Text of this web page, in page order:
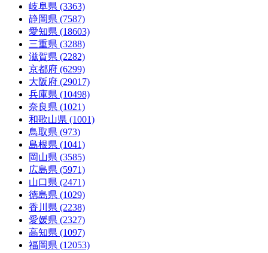
岐阜県 (3363)
静岡県 (7587)
愛知県 (18603)
三重県 (3288)
滋賀県 (2282)
京都府 (6299)
大阪府 (29017)
兵庫県 (10498)
奈良県 (1021)
和歌山県 (1001)
鳥取県 (973)
島根県 (1041)
岡山県 (3585)
広島県 (5971)
山口県 (2471)
徳島県 (1029)
香川県 (2238)
愛媛県 (2327)
高知県 (1097)
福岡県 (12053)